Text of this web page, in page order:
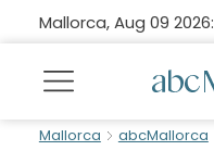
Mallorca, Aug 09 2026:
Mallorca abcMallorca